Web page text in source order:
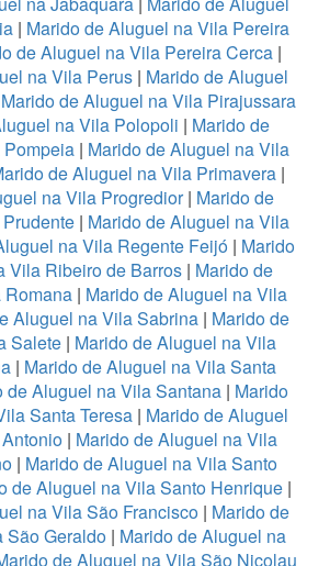
| Marido de Aluguel na Vila Pereira
de Aluguel na Vila Pereira Cerca|
na Vila Perus | Marido de Aluguel
Marido de Aluguel na Vila Pirajussara
na Vila Polopoli | Marido de
| Marido de Aluguel na Vila
de Aluguel na Vila Primavera|
na Vila Progredior| Marido de
| Marido de Aluguel na Vila
na Vila Regente Feijó| Marido
Vila Ribeiro de Barros| Marido de
| Marido de Aluguel na Vila
Aluguel na Vila Sabrina| Marido de
Salete | Marido de Aluguel na Vila
| Marido de Aluguel na Vila Santa
de Aluguel na Vila Santana| Marido
Santa Teresa| Marido de Aluguel
| Marido de Aluguel na Vila
| Marido de Aluguel na Vila Santo
de Aluguel na Vila Santo Henrique |
na Vila São Francisco| Marido de
São Geraldo| Marido de Aluguel na
de Aluguel na Vila São Nicolau